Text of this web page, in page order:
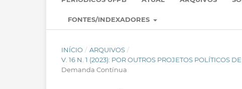
FONTES/INDEXADORES
INÍCIO / ARQUIVOS /
V. 16 N. 1 (2023): POR OUTROS PROJETOS POLÍTICOS
Demanda Contínua